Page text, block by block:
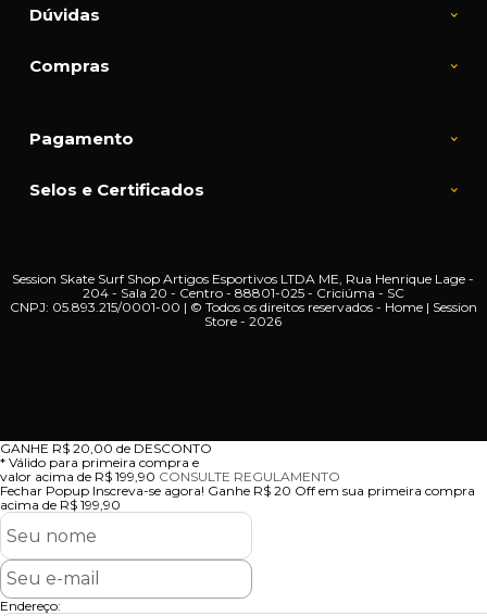
Dúvidas
Compras
Pagamento
Selos e Certificados
Session Skate Surf Shop Artigos Esportivos LTDA ME, Rua Henrique Lage -
204 - Sala 20 - Centro - 88801-025 - Criciúma - SC
CNPJ: 05.893.215/0001-00 | © Todos os direitos reservados - Home | Session
Store - 2026
GANHE R$ 20,00 de DESCONTO
* Válido para primeira compra e
valor acima de R$ 199,90 CONSULTE REGULAMENTO
Fechar Popup Inscreva-se agora! Ganhe R$ 20 Off em sua primeira compra
acima de R$ 199,90
Endereço: